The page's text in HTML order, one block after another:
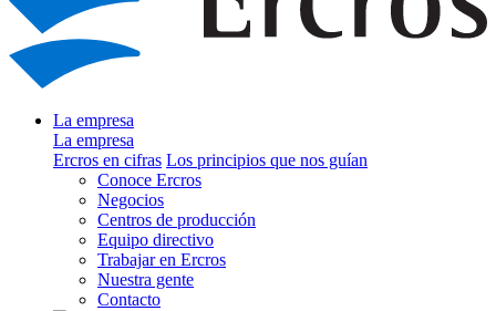
La empresa
La empresa
Ercros en cifras Los principios que nos guían
Conoce Ercros
Negocios
Centros de producción
Equipo directivo
Trabajar en Ercros
Nuestra gente
Contacto